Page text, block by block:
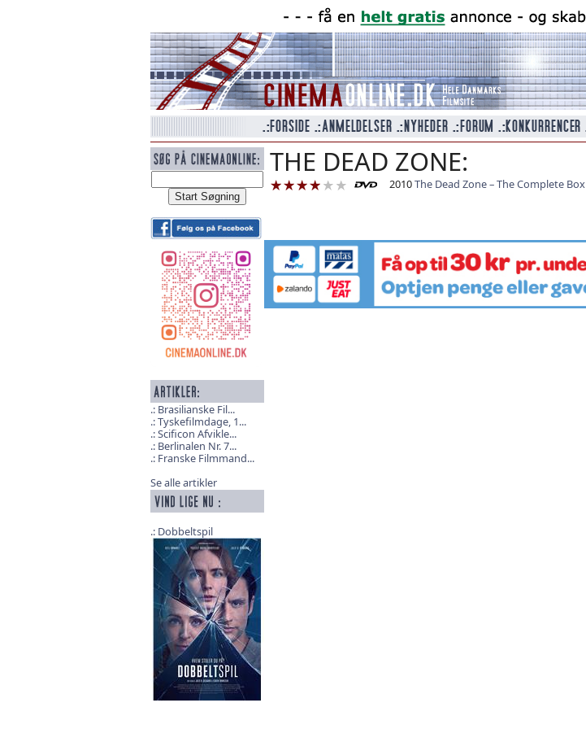
Brasilianske Fil...
Tyskefilmdage, 1...
Scificon Afvikle...
Berlinalen Nr. 7...
Franske Filmmand...
Se alle artikler
Dobbeltspil
THE DEAD ZONE:
2010The Dead Zone – The Complete Box